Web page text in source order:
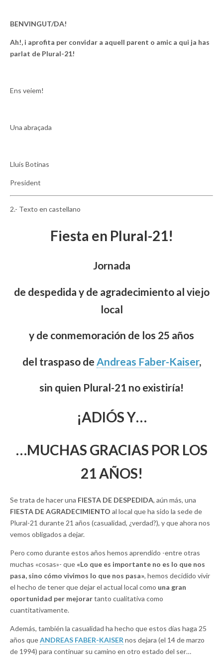
BENVINGUT/DA!
Ah!, i aprofita per convidar a aquell parent o amic a qui ja has
parlat de Plural-21!
Ens veiem!
Una abraçada
Lluís Botinas
President
2.- Texto en castellano
Fiesta en Plural-21!
Jornada
de despedida y de agradecimiento al viejo
local
y de conmemoración de los 25 años
del traspaso de Andreas Faber-Kaiser,
sin quien Plural-21 no existiría!
¡ADIÓS Y…
…MUCHAS GRACIAS POR LOS
21 AÑOS!
Se trata de hacer una FIESTA DE DESPEDIDA, aún más, una
FIESTA DE AGRADECIMIENTO al local que ha sido la sede de
Plural-21 durante 21 años (casualidad, ¿verdad?), y que ahora nos
vemos obligados a dejar.
Pero como durante estos años hemos aprendido -entre otras
muchas «cosas»- que «Lo que es importante no es lo que nos
pasa, sino cómo vivimos lo que nos pasa», hemos decidido vivir
el hecho de tener que dejar el actual local como una gran
oportunidad per mejorartanto cualitativa como
cuantitativamente.
Además, también la casualidad ha hecho que estos días haga 25
años queANDREAS FABER-KAISER nos dejara (el 14 de marzo
de 1994) para continuar su camino en otro estado del ser…